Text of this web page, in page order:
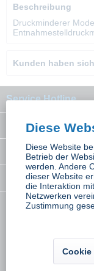
Beschreibung
Druckminderer
Kunden haben
Service Hotline
Interessantes
Rechtliches
Newsletter
* Alle Preise inkl.
Kontakt
Diese
Diese Website
Betrieb der
werden. Andere
dieser Website
die Interaktion
Netzwerken
Zustimmung
Cookie